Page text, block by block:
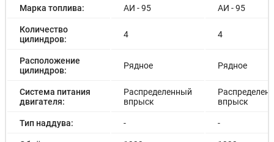
Марка топлива: АИ - 95 АИ - 95
Количество
цилиндров:
4 4
Расположение
цилиндров:
Рядное Рядное
Система питания
двигателя:
Распределенный
впрыск
впрыск
Тип наддува: - -